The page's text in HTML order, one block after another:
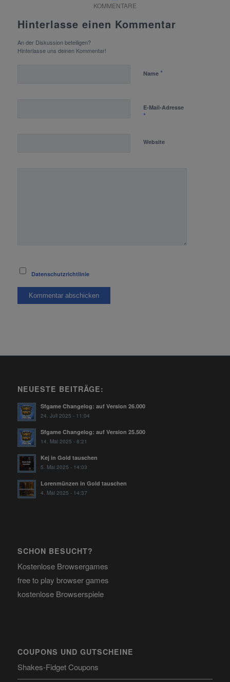
KOMMENTARE
Hinterlasse einen Kommentar
An der Diskussion beteiligen?
Hinterlasse uns deinen Kommentar!
Name *
E-Mail-Adresse
*
Website
Datenschutzrichtlinie
NEUESTE BEITRÄGE:
Sfgame Changelog: auf Version 26.000
24. Juli 2025 - 11:04
Sfgame Changelog: auf Version 25.500
14. Mai 2025 - 8:21
Kej in Gold tauschen
5. Mai 2025 - 14:03
Lorenmünzen in Gold tauschen
4. Mai 2025 - 14:37
SCHON BESUCHT?
Kostenlose Browsergames
free to play browser games
kostenlose Browserspiele
COUPONS UND GUTSCHEINE
Shakes-Fidget Coupons